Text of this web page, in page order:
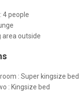
4 people
area outside
: Super kingsize bed
: Kingsize bed